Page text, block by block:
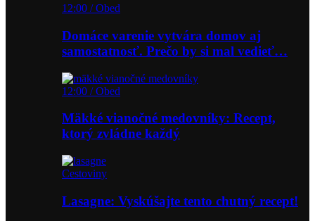
12:00 / Obed
Domáce varenie vytvára domov aj
samostatnosť. Prečo by si mal vedieť…
12:00 / Obed
Mäkké vianočné medovníky: Recept,
ktorý zvládne každý
Cestoviny
Lasagne: Vyskúšajte tento chutný recept!